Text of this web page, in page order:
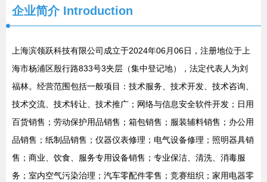
企业简介Introduction
上海滨领跃科技有限公司成立于2024年06月06日，注册地位于上
海市杨浦区殷行路833号3夹层（集中登记地），法定代表人为刘
福林。经营范围包括一般项目：技术服务、技术开发、技术咨询、
技术交流、技术转让、技术推广；网络与信息安全软件开发；日用
百货销售；劳动保护用品销售；箱包销售；服装辅料销售；办公用
品销售；纸制品销售；仪器仪表修理；电气设备修理；照明器具销
售；商业、饮食、服务专用设备销售；专业保洁、清洗、消毒服
务；室内空气污染治理；汽车零配件零售；竞赛组织；家用电器零